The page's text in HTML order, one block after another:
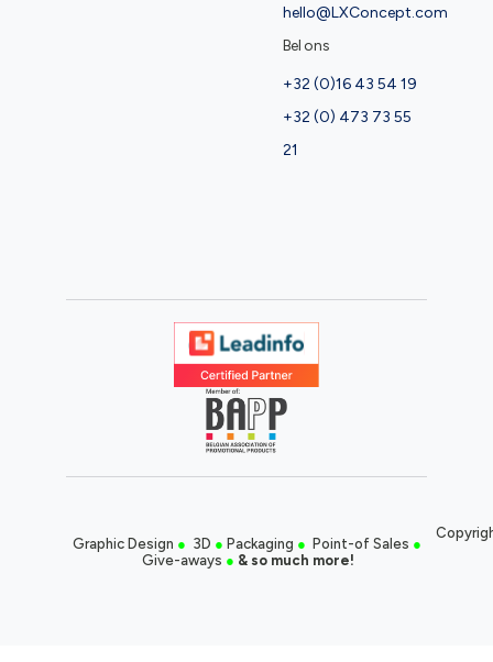
hello@LXConcept.com
Bel ons
+32 (0)16 43 54 19
+32 (0) 473 73 55
21
Graphic Design ● 3D ● Packaging ● Point-of Sales ●
Give-aways ● & so much more!